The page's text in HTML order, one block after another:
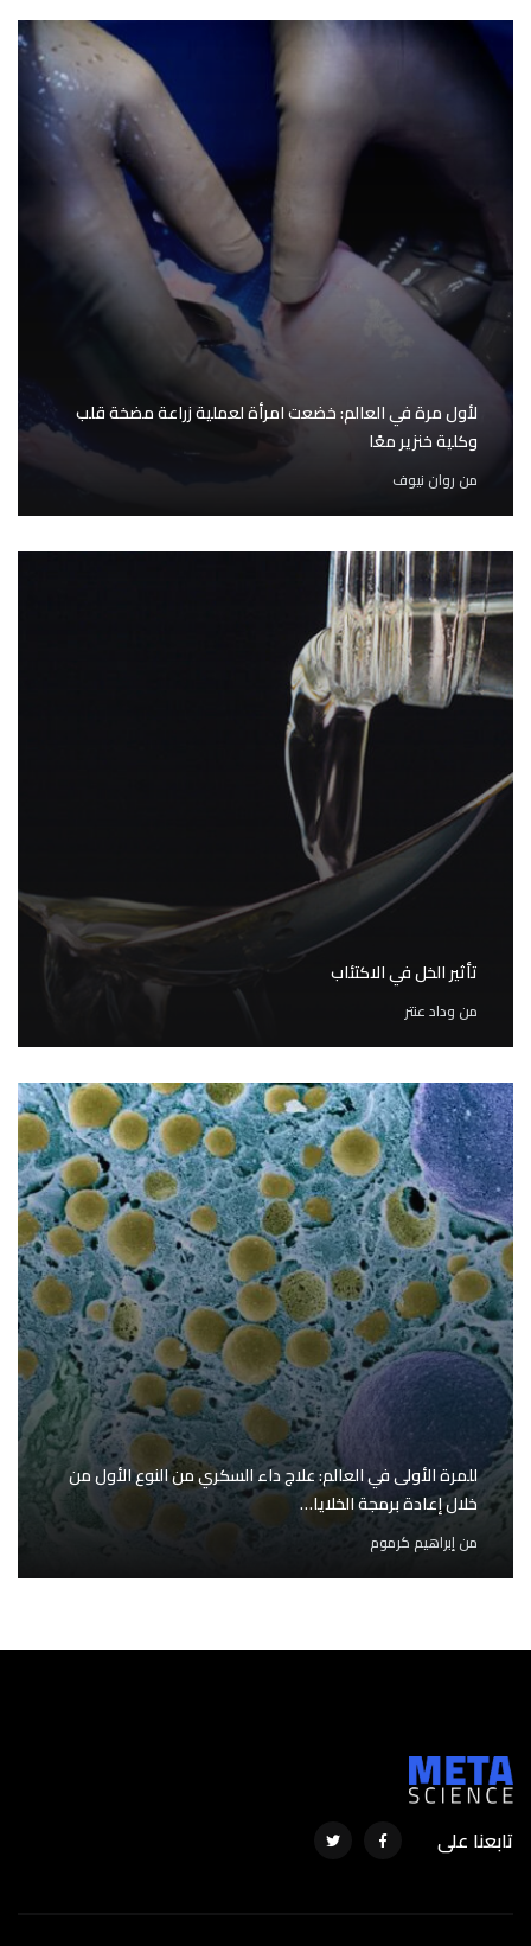
لأول مرة في العالم: خضعت امرأة لعملية زراعة مضخة قلب
وكلية خنزير معًا
من روان نيوف
تأثير الخل في الاكتئاب
من وداد عنتر
للمرة الأولى في العالم: علاج داء السكري من النوع الأول من
خلال إعادة برمجة الخلايا…
منإبراهيم كرموم
تابعنا على